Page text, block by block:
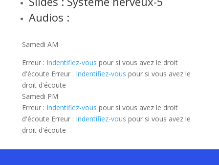
Audios :
Samedi AM
Erreur : Indentifiez-vous pour si vous avez le droit
d'écoute Erreur : Indentifiez-vous pour si vous avez le
droit d'écoute
Samedi PM
Erreur : Indentifiez-vous pour si vous avez le droit
d'écoute Erreur : Indentifiez-vous pour si vous avez le
droit d'écoute